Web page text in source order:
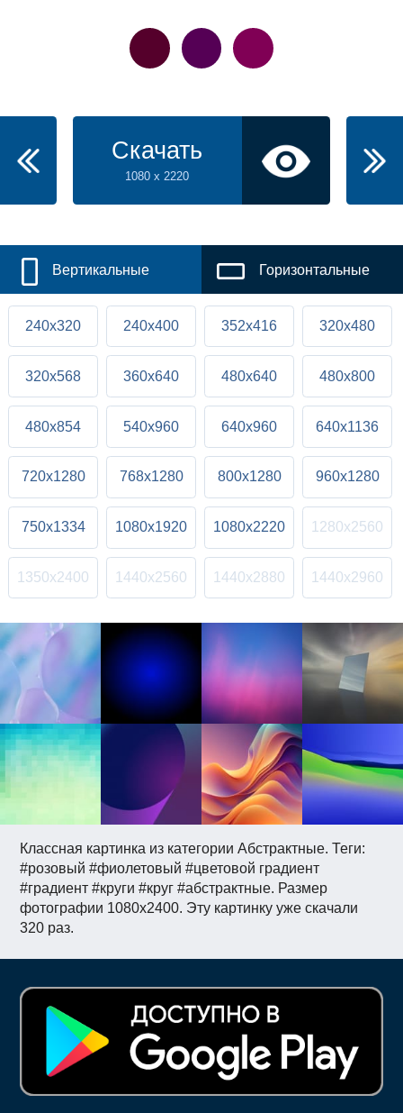
Классная картинка из категории Абстрактные. Теги:
#pозовый #фиолетовый #цветовой градиент
#градиент #круги #круг #абстрактные. Размер
фотографии 1080x2400. Эту картинку уже скачали
320 раз.
Скачать
1080 x 2220
Вертикальные Горизонтальные
240x320 240x400 352x416 320x480
320x568 360x640 480x640 480x800
480x854 540x960 640x960 640x1136
720x1280 768x1280 800x1280 960x1280
750x1334 1080x1920 1080x2220 1280x2560
1350x2400 1440x2560 1440x2880 1440x2960